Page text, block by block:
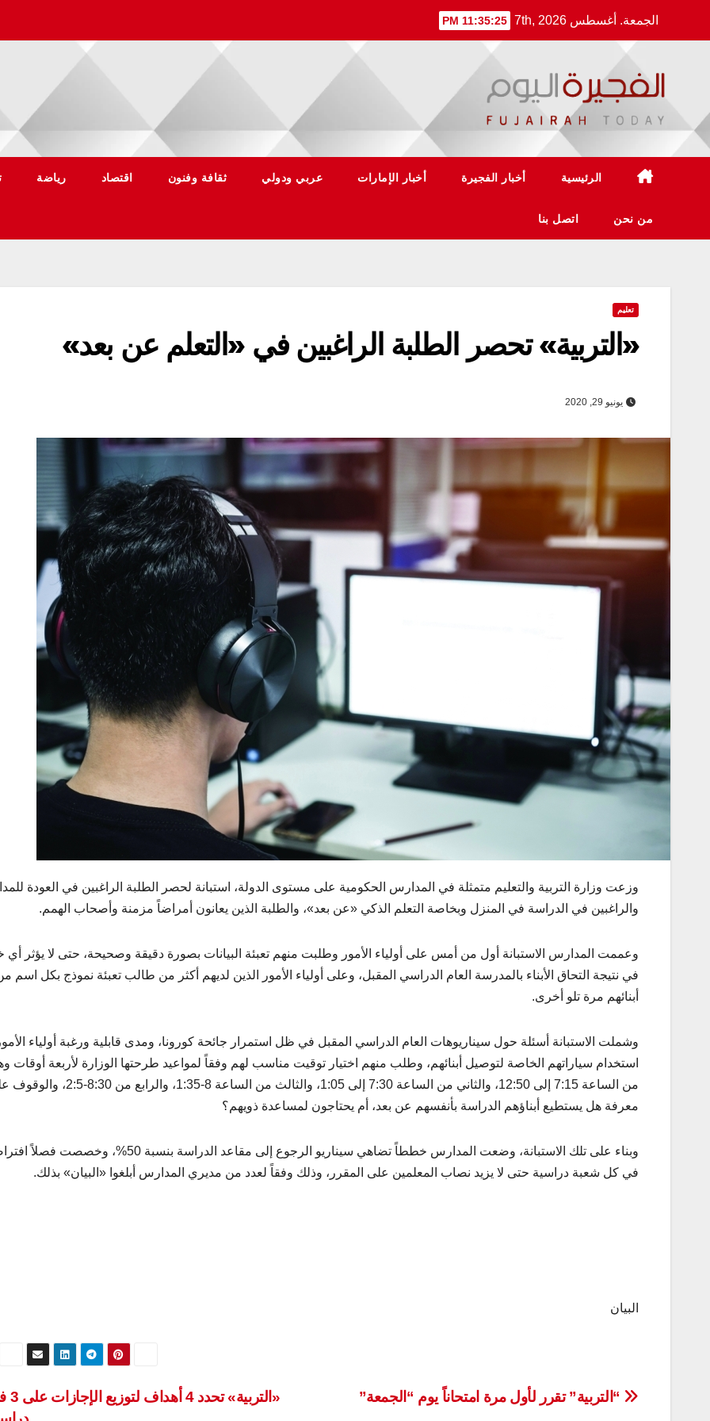
الجمعة. أغسطس 7th, 2026 11:35:25 PM
الرئيسية أخبار الفجيرة أخبار الإمارات عربي ودولي ثقافة وفنون اقتصاد رياضة
من نحن اتصل بنا
تعليم
«التربية» تحصر الطلبة الراغبين في «التعلم عن بعد»
يونيو 29, 2020
وزعت وزارة التربية والتعليم متمثلة في المدارس الحكومية على مستوى الدولة، استبانة لحصر الطلبة الراغبين في العودة
والراغبين في الدراسة في المنزل وبخاصة التعلم الذكي «عن بعد»، والطلبة الذين يعانون أمراضاً مزمنة وأصحاب الهمم.
وعممت المدارس الاستبانة أول من أمس على أولياء الأمور وطلبت منهم تعبئة البيانات بصورة دقيقة وصحيحة، حتى لا يؤثر أي
في نتيجة التحاق الأبناء بالمدرسة العام الدراسي المقبل، وعلى أولياء الأمور الذين لديهم أكثر من طالب تعبئة نموذج بكل اسم
أبنائهم مرة تلو أخرى.
وشملت الاستبانة أسئلة حول سيناريوهات العام الدراسي المقبل في ظل استمرار جائحة كورونا، ومدى قابلية ورغبة أولياء
استخدام سياراتهم الخاصة لتوصيل أبنائهم، وطلب منهم اختيار توقيت مناسب لهم وفقاً لمواعيد طرحتها الوزارة لأربعة أوقات
من الساعة 7:15 إلى 12:50، والثاني من الساعة 7:30 إلى 1:05، والثالث من الساعة 8-1:35، والرابع من
معرفة هل يستطيع أبناؤهم الدراسة بأنفسهم عن بعد، أم يحتاجون لمساعدة ذويهم؟
وبناء على تلك الاستبانة، وضعت المدارس خططاً تضاهي سيناريو الرجوع إلى مقاعد الدراسة بنسبة 50%، وخصصت
في كل شعبة دراسية حتى لا يزيد نصاب المعلمين على المقرر، وذلك وفقاً لعدد من مديري المدارس أبلغوا «البيان» بذلك.
البيان
تصفّح
“التربية” تقرر لأول مرة امتحاناً يوم “الجمعة”